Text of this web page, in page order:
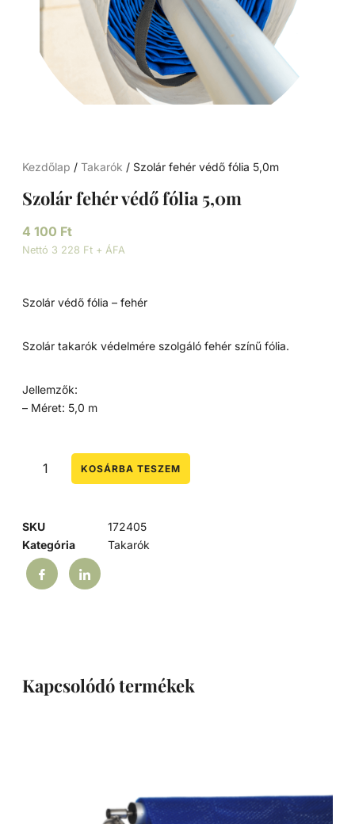
Kezdőlap /Takarók / Szolár fehér védő fólia 5,0m
Szolár fehér védő fólia 5,0m
4 100 Ft
Nettó 3 228 Ft + ÁFA
Szolár védő fólia – fehér
Szolár takarók védelmére szolgáló fehér színű fólia.
Jellemzők:
– Méret: 5,0 m
KOSÁRBA TESZEM
SKU
172405
Kategória
Takarók
Kapcsolódó termékek